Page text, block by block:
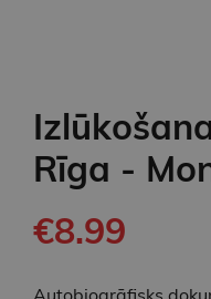
Rīga -
€8.99